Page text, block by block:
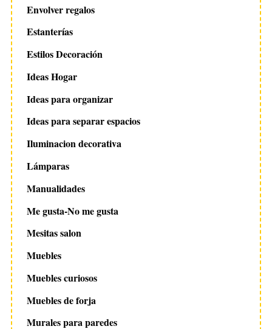
Envolver regalos
Estanterías
Estilos Decoración
Ideas Hogar
Ideas para organizar
Ideas para separar espacios
Iluminacion decorativa
Lámparas
Manualidades
Me gusta-No me gusta
Mesitas salon
Muebles
Muebles curiosos
Muebles de forja
Murales para paredes